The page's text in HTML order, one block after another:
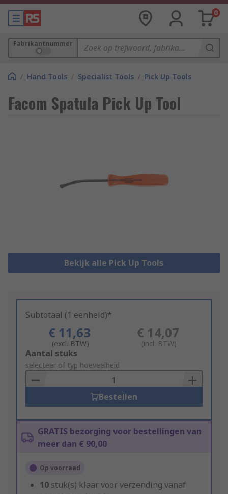
0
Fabrikantnummer
/ Hand Tools / Specialist Tools / Pick Up Tools
Facom Spatula Pick Up Tool
Bekijk alle Pick Up Tools
Subtotaal (1 eenheid)*
€ 11,63
(excl. BTW)
€ 14,07
(incl. BTW)
Add
to
Basket
Aantal stuks
selecteer of typ hoeveelheid
Bestellen
GRATIS bezorging voor bestellingen van
meer dan € 90,00
Op voorraad
10 stuk(s) klaar voor verzending vanaf